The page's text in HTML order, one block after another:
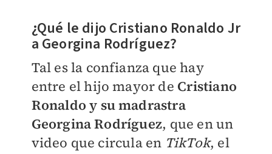
¿Qué le dijo Cristiano Ronaldo Jr
a Georgina Rodríguez?
Tal es la confianza que hay
entre el hijo mayor de Cristiano
Ronaldo y su madrastra
Georgina Rodríguez, que en un
video que circula en TikTok, el